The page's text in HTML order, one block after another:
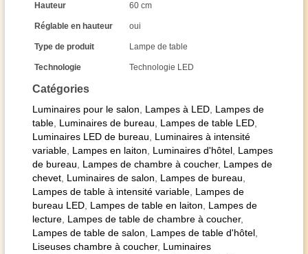
Catégories
Luminaires pour le salon Lampes à LED Lampes de
table Luminaires de bureau Lampes de table LED
Luminaires LED de bureau
Luminaires à intensité
variable Lampes en laiton Luminaires d'hôtel Lampes
de bureau
Lampes de chambre à coucher, Lampes de
chevet Luminaires de salon Lampes de bureau
Lampes de table à intensité variable Lampes de
bureau LED Lampes de table en laiton
Lampes de
lecture Lampes de table de chambre à coucher,
Lampes de table de salon
Lampes de table d'hôtel
Liseuses chambre à coucher, Luminaires
Hauteur 60 cm
Réglable en hauteur oui
Type de produit Lampe de table
Technologie Technologie LED